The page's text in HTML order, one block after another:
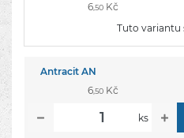
6,50Kč
Tuto variantu
Antracit AN
6,50Kč
ks